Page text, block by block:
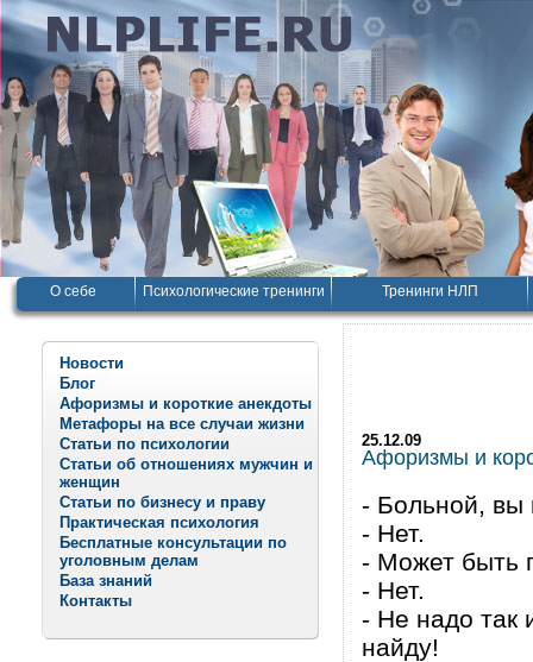
О себе Психологические тренинги Тренинги НЛП
Новости
Блог
Афоризмы и короткие анекдоты
Метафоры на все случаи жизни
Статьи по психологии
Статьи об отношениях мужчин и
женщин
Статьи по бизнесу и праву
Практическая психология
Бесплатные консультации по
уголовным делам
База знаний
Контакты
25.12.09
Афоризмы и
- Больной, вы
- Нет.
- Может быть
- Нет.
- Не надо так
найду!